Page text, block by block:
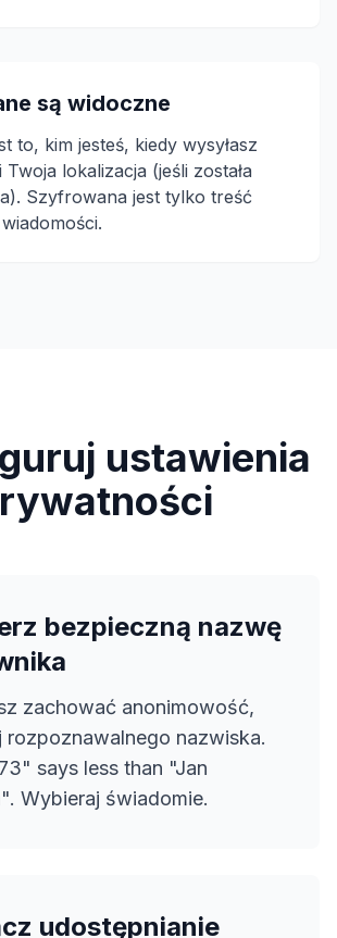
są widoczne
to, kim jesteś, kiedy wysyłasz
lokalizacja (jeśli została
Szyfrowana jest tylko treść
ustawienia
bezpieczną nazwę
zachować anonimowość,
rozpoznawalnego nazwiska.
says less than "Jan
Wybieraj świadomie.
udostępnianie